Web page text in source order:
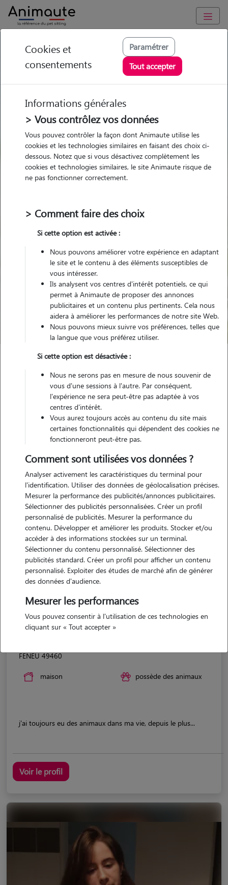
GARDE ANIMAUX à Montreuil-Juigné : Garde chien et chat en
famille ou à domicile, visites et promenades
Trouvez une garde animaux à
Montreuil-Juigné
Parmi nos 13 pet-sitters à
Montreuil-Juigné
Pour quel animal ?
Trouver mon Pet Sitter
Montreuil-Juigné
Nos promeneurs et familles d'accueil
à Montreuil-Juigné (49460)
FENEU 49460
maison possède des animaux
j'ai toujours eu des animaux dans ma vie, depuis le plus...
Voir le profil
Cookies et
consentements
Paramétrer
Tout accepter
Informations générales
> Vous contrôlez vos données
Vous pouvez contrôler la façon dont Animaute utilise les
cookies et les technologies similaires en faisant des choix ci-
dessous. Notez que si vous désactivez complètement les
cookies et technologies similaires, le site Animaute risque de
ne pas fonctionner correctement.
> Comment faire des choix
Si cette option est activée :
Nous pouvons améliorer votre expérience en adaptant
le site et le contenu à des éléments susceptibles de
vous intéresser.
Ils analysent vos centres d'intérêt potentiels, ce qui
permet à Animaute de proposer des annonces
publicitaires et un contenu plus pertinents. Cela nous
aidera à améliorer les performances de notre site Web.
Nous pouvons mieux suivre vos préférences, telles que
la langue que vous préférez utiliser.
Si cette option est désactivée :
Nous ne serons pas en mesure de nous souvenir de
vous d'une sessions à l'autre. Par conséquent,
l'expérience ne sera peut-être pas adaptée à vos
centres d'intérêt.
Vous aurez toujours accès au contenu du site mais
certaines fonctionnalités qui dépendent des cookies ne
fonctionneront peut-être pas.
Comment sont utilisées vos données ?
Analyser activement les caractéristiques du terminal pour
l'identification. Utiliser des données de géolocalisation précises.
Mesurer la performance des publicités/annonces publicitaires.
Sélectionner des publicités personnalisées. Créer un profil
personnalisé de publicités. Mesurer la performance du
contenu. Développer et améliorer les produits. Stocker et/ou
accéder à des informations stockées sur un terminal.
Sélectionner du contenu personnalisé. Sélectionner des
publicités standard. Créer un profil pour afficher un contenu
personnalisé. Exploiter des études de marché afin de générer
des données d'audience.
Mesurer les performances
Vous pouvez consentir à l'utilisation de ces technologies en
cliquant sur « Tout accepter »